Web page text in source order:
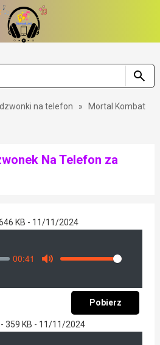
na telefon »
Mortal Kombat
Na Telefon za
KB - 11/11/2024
00:41
Volume
Pobierz
359 KB - 11/11/2024